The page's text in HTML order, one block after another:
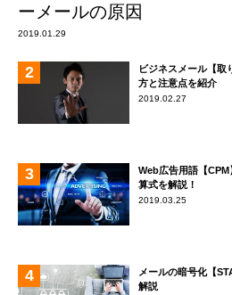
ーメールの原因
2019.01.29
ビジネスメール【取
方と注意点を紹介
2019.02.27
Web広告用語【
算式を解説！
2019.03.25
メールの暗号化【
解説